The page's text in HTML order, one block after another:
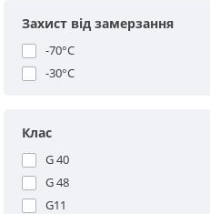
Захист від замерзання
-70°С
-30°С
Клас
G 40
G 48
G11